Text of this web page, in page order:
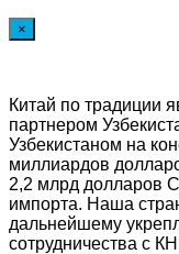
×
Китай по традиции
партнером
Узбекистаном на
миллиардов
2,2 млрд долларов
импорта. Наша
дальнейшему
сотрудничества с